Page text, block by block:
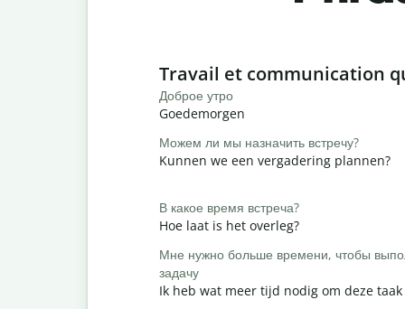
Slide 1 of 6
Travail et communication
Доброе утро
Goedemorgen
Можем ли мы назначить встречу?
Kunnen we een vergadering plannen?
В какое время встреча?
Hoe laat is het overleg?
Мне нужно больше времени, чтобы
задачу
Ik heb wat meer tijd nodig om deze